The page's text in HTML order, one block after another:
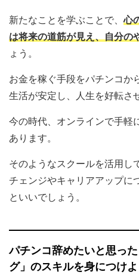
新たなことを学ぶことで、心
は将来の道筋が見え、自分の
ょう。
お金を稼ぐ手段をパチンコか
生活が安定し、人生を好転さ
今の時代、オンラインで手軽
あります。
そのようなスクールを活用し
チェンジやキャリアアップに
といいでしょう。
パチンコ辞めたいと思っ
グ」のスキルを身につけよ